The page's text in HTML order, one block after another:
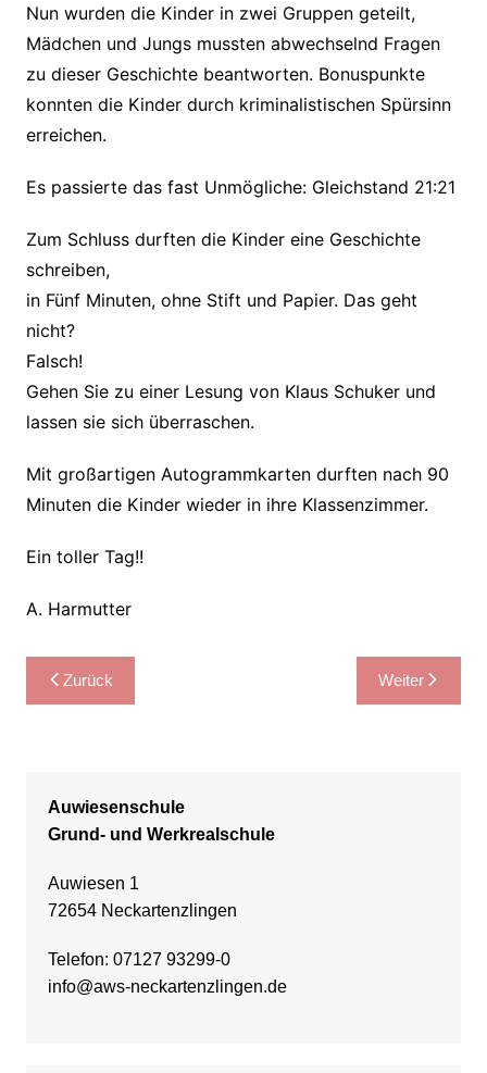
Nun wurden die Kinder in zwei Gruppen geteilt,
Mädchen und Jungs mussten abwechselnd Fragen
zu dieser Geschichte beantworten. Bonuspunkte
konnten die Kinder durch kriminalistischen Spürsinn
erreichen.
Es passierte das fast Unmögliche: Gleichstand 21:21
Zum Schluss durften die Kinder eine Geschichte
schreiben,
in Fünf Minuten, ohne Stift und Papier. Das geht
nicht?
Falsch!
Gehen Sie zu einer Lesung von Klaus Schuker und
lassen sie sich überraschen.
Mit großartigen Autogrammkarten durften nach 90
Minuten die Kinder wieder in ihre Klassenzimmer.
Ein toller Tag!!
A. Harmutter
Beitragsnavigation
Zurück Weiter
Auwiesenschule
Grund- und Werkrealschule
Auwiesen 1
72654 Neckartenzlingen
Telefon: 07127 93299-0
info@aws-neckartenzlingen.de